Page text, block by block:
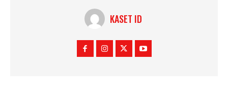
KASET ID